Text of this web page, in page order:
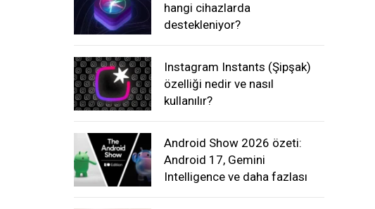
hangi cihazlarda
destekleniyor?
Instagram Instants (Şipşak)
özelliği nedir ve nasıl
kullanılır?
Android Show 2026 özeti:
Android 17, Gemini
Intelligence ve daha fazlası